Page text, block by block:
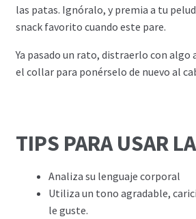
las patas. Ignóralo, y premia a tu
snack favorito cuando este pare.
Ya pasado un rato, distraerlo con algo
el collar para ponérselo de nuevo al
TIPS PARA USAR
Analiza su lenguaje corporal
Utiliza un tono agradable,
le guste.